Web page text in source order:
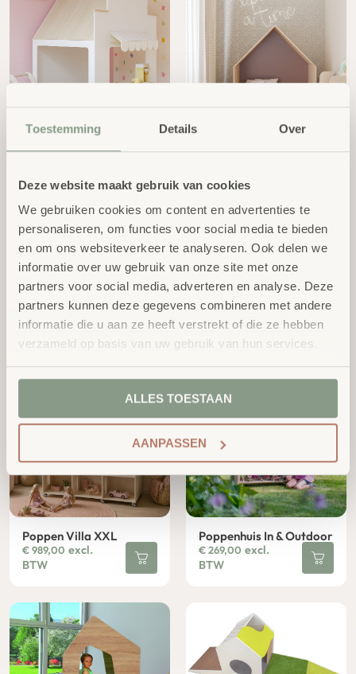
Toestemming Details Over
Deze website maakt gebruik van cookies
We gebruiken cookies om content en advertenties te
personaliseren, om functies voor social media te bieden
en om ons websiteverkeer te analyseren. Ook delen we
informatie over uw gebruik van onze site met onze
partners voor social media, adverteren en analyse. Deze
partners kunnen deze gegevens combineren met andere
informatie die u aan ze heeft verstrekt of die ze hebben
verzameld op basis van uw gebruik van hun services.
ALLES TOESTAAN
AANPASSEN
Speelhuis winkel Lille DK
Op aanvraag
EduCasa Speelhuis XXL |
€ 1.949,00
excl.
BTW
Hexa Burcht Set 3/St.
3.514,00
Poppen Villa XXL
€989,00 excl.
BTW
Poppenhuis In & Outdoor
€269,00 excl.
BTW